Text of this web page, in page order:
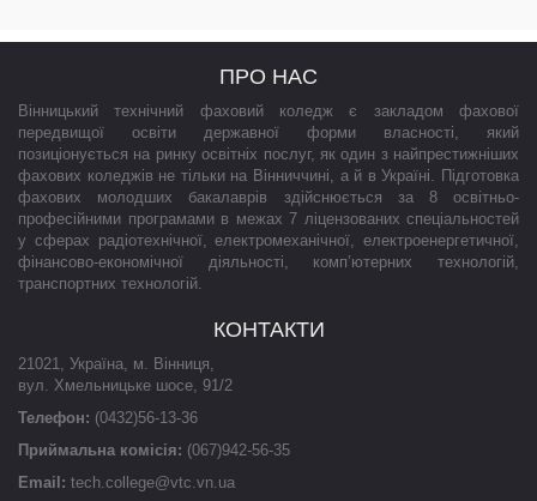
ПРО НАС
Вінницький технічний фаховий коледж є закладом фахової
передвищої освіти державної форми власності, який
позиціонується на ринку освітніх послуг, як один з найпрестижніших
фахових коледжів не тільки на Вінниччині, а й в Україні. Підготовка
фахових молодших бакалаврів здійснюється за 8 освітньо-
професійними програмами в межах 7 ліцензованих спеціальностей
у сферах радіотехнічної, електромеханічної, електроенергетичної,
фінансово-економічної діяльності, комп’ютерних технологій,
транспортних технологій.
КОНТАКТИ
21021, Україна, м. Вінниця,
вул. Хмельницьке шосе, 91/2
Телефон: (0432)56-13-36
Приймальна комісія: (067)942-56-35
Email: tech.college@vtc.vn.ua